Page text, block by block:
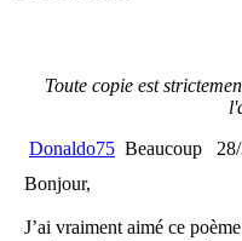
Toute copie est
Donaldo75 Beaucoup
Bonjour,
J’ai vraiment aimé ce